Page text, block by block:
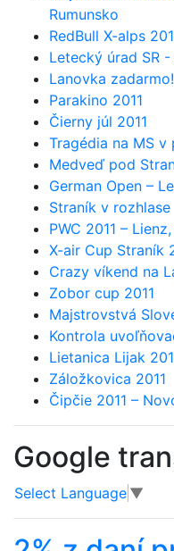
Rumunsko
RedBull X-alps
Letecký úrad SR
Lanovka zadarmo!
Parakino 2011
Čierny júl 2011
Tragédia na MS v
Medveď pod
German Open –
Straník v rozhlase
PWC 2011 –
X-air Cup Straník
Crazy víkend na
Zobor cup 2011
Majstrovstvá
Kontrola
Lietanica Lijak
Záložkovica 2011
Čipčie 2011 –
Google
Select Language ▼